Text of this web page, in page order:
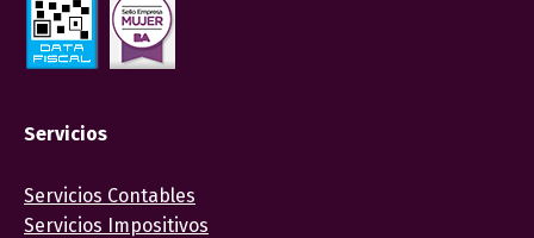
Servicios
Servicios Contables
Servicios Impositivos